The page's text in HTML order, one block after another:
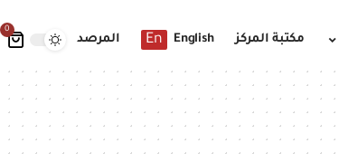
0
مكتبة المركز English
En المرصد